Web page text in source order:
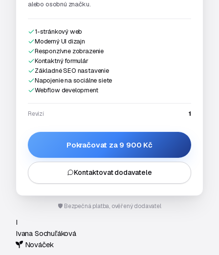
alebo osobnú značku.
1-stránkový web
Moderný UI dizajn
Responzívne zobrazenie
Kontaktný formulár
Základné SEO nastavenie
Napojenie na sociálne siete
Webflow development
Revizí 1
Pokračovat za 9 900 Kč
Kontaktovat dodavatele
🛡️ Bezpečná platba, ověřený dodavatel
I
Ivana Sochuľáková
Nováček